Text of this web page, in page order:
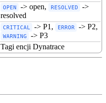
OPEN -> open, RESOLVED
->
resolved
CRITICAL -> P1, ERROR -> P2,
WARNING -> P3
Tagi encji Dynatrace